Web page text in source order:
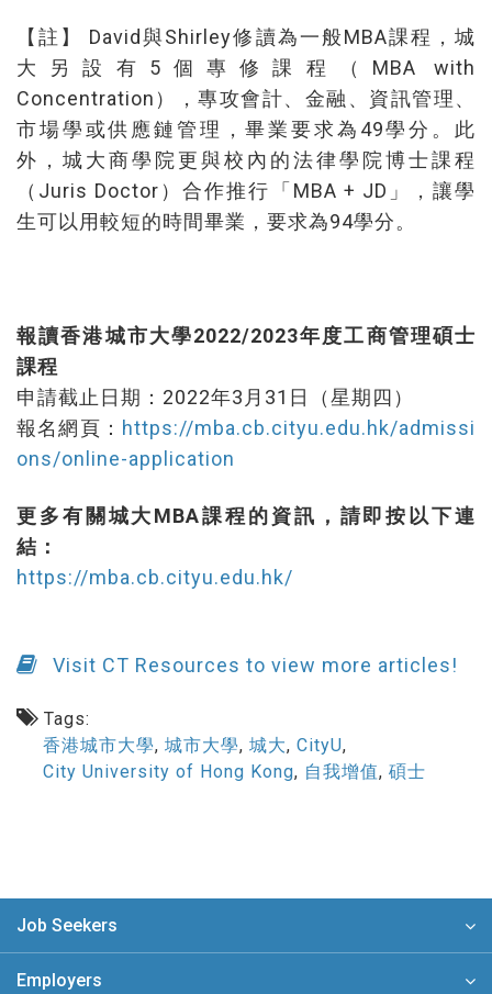
【註】 David與Shirley修讀為一般MBA課程，城
大另設有5個專修課程（MBA with
Concentration），專攻會計、金融、資訊管理、
市場學或供應鏈管理，畢業要求為49學分。此
外，城大商學院更與校內的法律學院博士課程
（Juris Doctor）合作推行「MBA + JD」，讓學
生可以用較短的時間畢業，要求為94學分。
報讀香港城市大學2022/2023年度工商管理碩士
課程
申請截止日期：2022年3月31日（星期四）
報名網頁： https://mba.cb.cityu.edu.hk/admissi
ons/online-application
更多有關城大MBA課程的資訊，請即按以下連
結：
https://mba.cb.cityu.edu.hk/
Visit CT Resources to view more articles!
Tags:
香港城市大學, 城市大學, 城大, CityU,
City University of Hong Kong, 自我增值, 碩士
Job Seekers
Employers